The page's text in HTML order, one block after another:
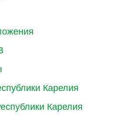
Карелия
Карелия